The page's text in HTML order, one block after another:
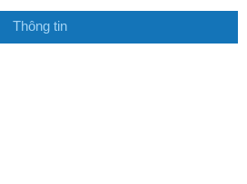
Thông tin